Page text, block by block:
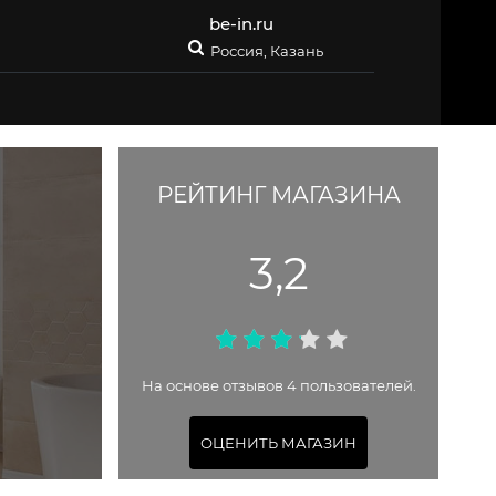
be-in.ru
Россия, Казань
РЕЙТИНГ МАГАЗИНА
3,2
На основе отзывов 4 пользователей.
ОЦЕНИТЬ МАГАЗИН